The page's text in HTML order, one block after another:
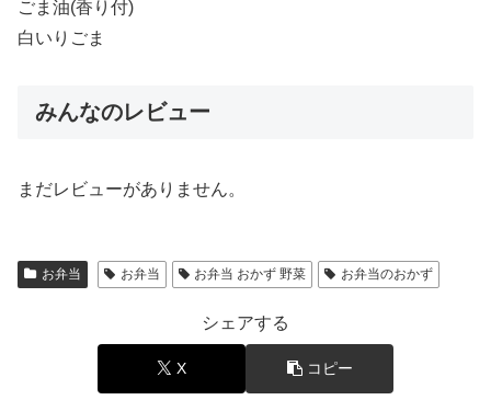
ごま油(香り付)
白いりごま
みんなのレビュー
まだレビューがありません。
お弁当 お弁当 お弁当 おかず 野菜 お弁当のおかず
シェアする
X コピー